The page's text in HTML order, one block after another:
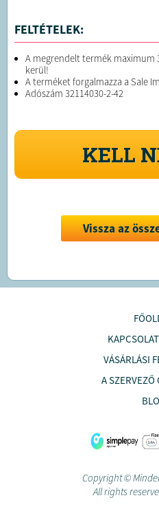
FELTÉTELEK:
A megrendelt termék maximum
kerül!
A terméket forgalmazza a Sale
Adószám 32114030-2-42
KELL
Vissza az
VÁSÁRLÁSI
A SZERVEZŐ
Copyright ©
All rights